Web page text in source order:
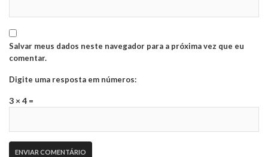
Salvar meus dados neste navegador para a próxima vez que eu
comentar.
Digite uma resposta em números:
3 × 4 =